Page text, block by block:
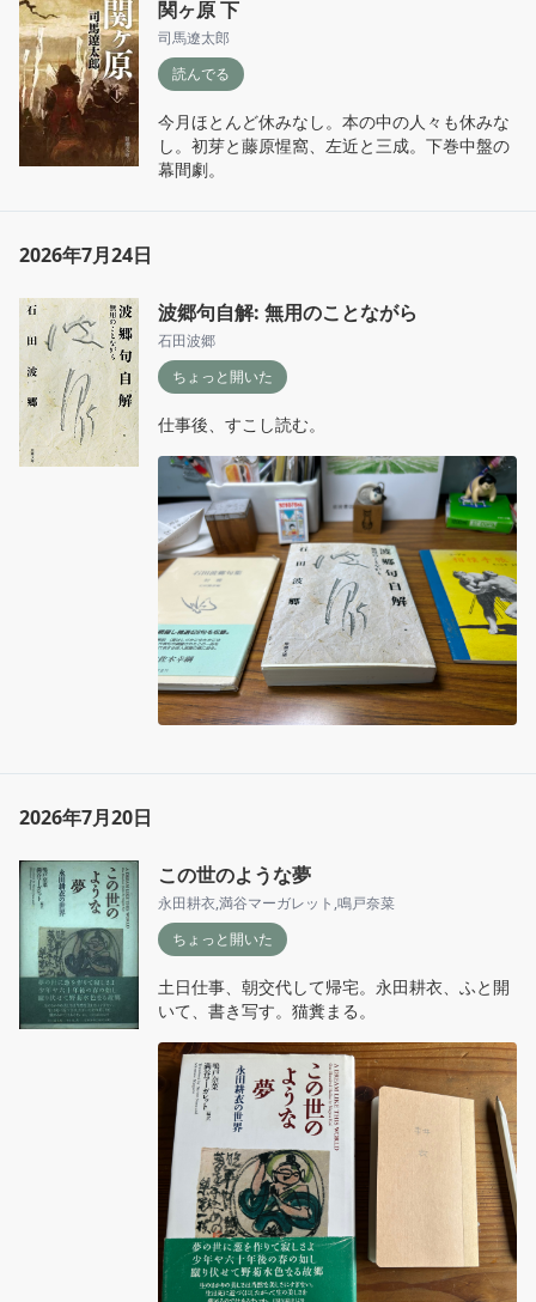
関ヶ原 下
司馬遼太郎
読んでる
今月ほとんど休みなし。本の中の人々も休みな
し。初芽と藤原惺窩、左近と三成。下巻中盤の
幕間劇。
2026年7月24日
波郷句自解: 無用のことながら
石田波郷
ちょっと開いた
仕事後、すこし読む。
2026年7月20日
この世のような夢
永田耕衣,満谷マーガレット ,鳴戸奈菜
ちょっと開いた
土日仕事、朝交代して帰宅。永田耕衣、ふと開
いて、書き写す。猫糞まる。